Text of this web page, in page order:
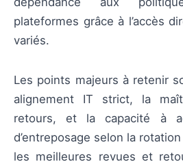
plateformes grâce à l’accès
variés.
Les points majeurs à retenir
alignement IT strict, la
retours, et la capacité à
d’entreposage selon la
les meilleures revues et